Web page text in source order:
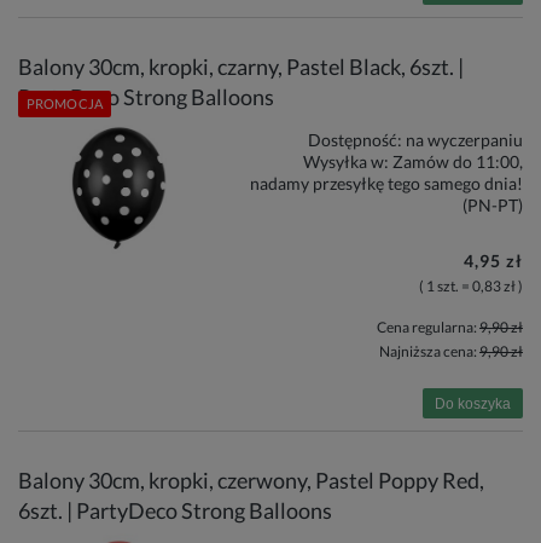
Balony 30cm, kropki, czarny, Pastel Black, 6szt. |
PartyDeco Strong Balloons
Dostępność: na wyczerpaniu
Wysyłka w: Zamów do 11:00,
nadamy przesyłkę tego samego dnia!
(PN-PT)
4,95 zł
( 1 szt. = 0,83 zł )
Cena regularna: 9,90 zł
Najniższa cena: 9,90 zł
Do koszyka
PROMOCJA
Balony 30cm, kropki, czerwony, Pastel Poppy Red,
6szt. | PartyDeco Strong Balloons